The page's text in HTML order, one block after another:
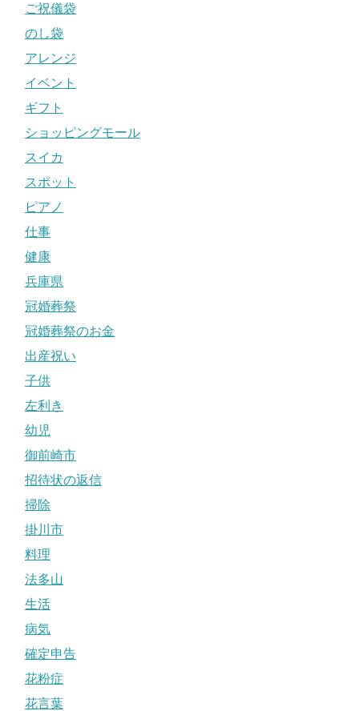
ご祝儀袋
のし袋
アレンジ
イベント
ギフト
ショッピングモール
スイカ
スポット
ピアノ
仕事
健康
兵庫県
冠婚葬祭
冠婚葬祭のお金
出産祝い
子供
左利き
幼児
御前崎市
招待状の返信
掃除
掛川市
料理
法多山
生活
病気
確定申告
花粉症
花言葉